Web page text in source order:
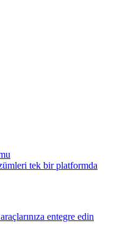
tek bir platformda
entegre edin